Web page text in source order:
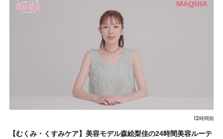
12時間前
【むくみ・くすみケア】美容モデル森絵梨佳の24時間美容ルーテ